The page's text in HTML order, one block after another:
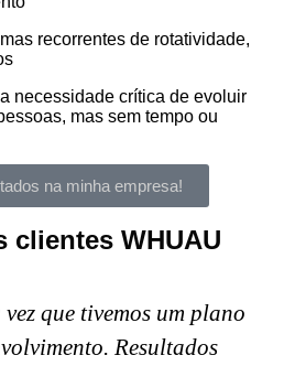
recorrentes de rotatividade,
necessidade crítica de evoluir
mas sem tempo ou
na minha empresa!
clientes WHUAU
que tivemos um plano
Resultados